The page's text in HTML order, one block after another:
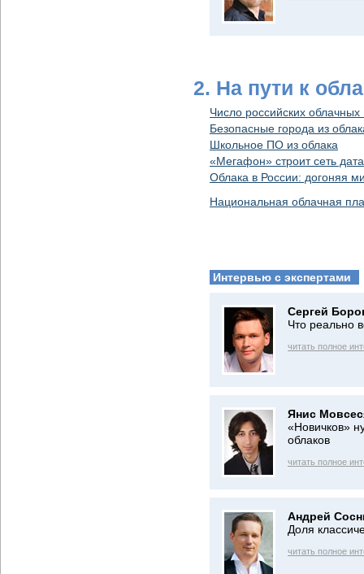
2. На пути к
Число российских
Безопасные города из
Школьное ПО из облака
«Мегафон» строит сеть
Облака в России: догоняя
Национальная облачная
Интервью с экспертами
Сергей
Что реально
читать полное
Янис
«Новичков»
облаков
читать полное
Андрей
Доля
читать полное